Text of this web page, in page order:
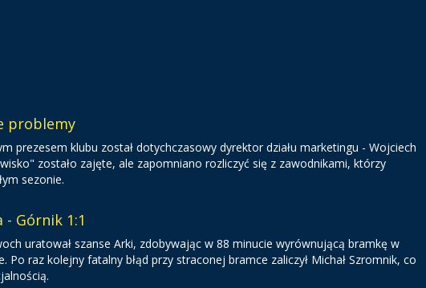
problemy
prezesem klubu został dotychczasowy dyrektor działu marketingu - Wojciech
zostało zajęte, ale zapomniano rozliczyć się z zawodnikami, którzy
sezonie.
- Górnik 1:1
uratował szanse Arki, zdobywając w 88 minucie wyrównującą bramkę w
Po raz kolejny fatalny błąd przy straconej bramce zaliczył Michał Szromnik, co